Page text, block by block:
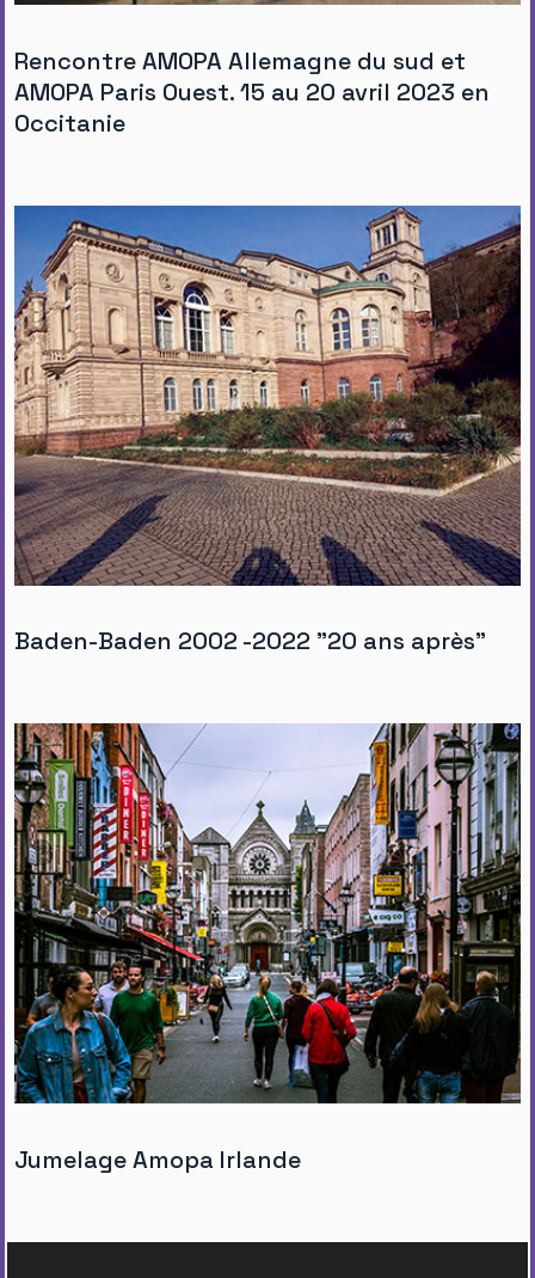
Rencontre AMOPA Allemagne du sud et
AMOPA Paris Ouest. 15 au 20 avril 2023 en
Occitanie
Baden-Baden 2002 -2022 "20 ans après"
Jumelage Amopa Irlande